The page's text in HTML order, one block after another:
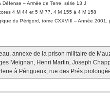
Défense – Armée de Terre, série 13 J
4 M 44 et 5 M 77, 4 M 155 à 4 M 158
du Périgord, tome CXXVIII – Année 2001,
, annexe de la prison militaire de
Meignan, Henri Martin, Joseph
à Périgueux, rue des Prés